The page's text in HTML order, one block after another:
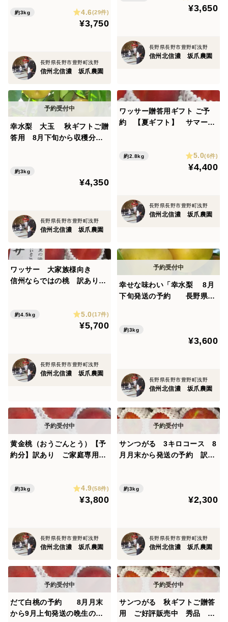
キロ
約3kg 4.6(29件)
¥3,750
長野県長野市豊野町浅野
信州北信濃 坂爪農園
¥3,650
長野県長野市豊野町浅野
信州北信濃 坂爪農園
幸水梨 大玉 秋ギフトご贈
答用 8月下旬から収穫分の
約3kg
¥4,350
長野県長野市豊野町浅野
信州北信濃 坂爪農園
ワッサー贈答用ギフト ご予
約 【夏ギフト】 サマーギ
り中 8月上旬から収穫・発
約2.8kg 5.0(6件)
¥4,400
長野県長野市豊野町浅野
信州北信濃 坂爪農園
ワッサー 大家族様向き
信州ならではの桃 訳あり
順次発送中
約4.5kg 5.0(17件)
¥5,700
長野県長野市豊野町浅野
信州北信濃 坂爪農園
幸せな味わい「幸水梨 8月
下旬発送の予約 長野県
約3kg
¥3,600
長野県長野市豊野町浅野
信州北信濃 坂爪農園
黄金桃（おうごんとう）【予
約分】訳あり ご家庭専用
約3kg 4.9(58件)
¥3,800
長野県長野市豊野町浅野
信州北信濃 坂爪農園
サンつがる 3キロコース 8
月月末から発送の予約 訳あ
9～12個入り
約3kg
¥2,300
長野県長野市豊野町浅野
信州北信濃 坂爪農園
だて白桃の予約 8月月末
から9月上旬発送の晩生の品
サンつがる 秋ギフトご贈答
用 ご好評販売中 秀品 酸